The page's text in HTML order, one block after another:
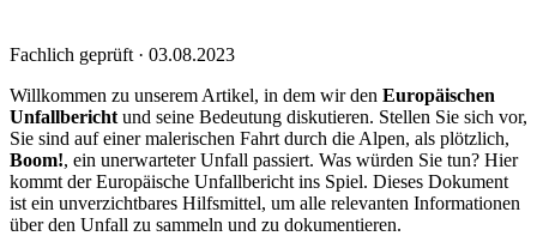
Fachlich geprüft · 03.08.2023
Willkommen zu unserem Artikel, in dem wir den Europäischen
Unfallbericht und seine Bedeutung diskutieren. Stellen Sie sich vor,
Sie sind auf einer malerischen Fahrt durch die Alpen, als plötzlich,
Boom!, ein unerwarteter Unfall passiert. Was würden Sie tun? Hier
kommt der Europäische Unfallbericht ins Spiel. Dieses Dokument
ist ein unverzichtbares Hilfsmittel, um alle relevanten Informationen
über den Unfall zu sammeln und zu dokumentieren.